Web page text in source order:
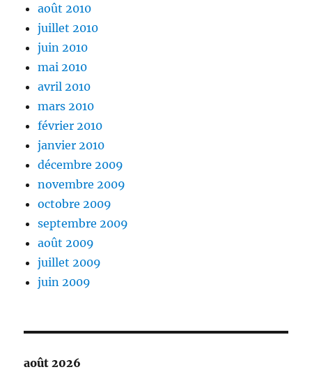
août 2010
juillet 2010
juin 2010
mai 2010
avril 2010
mars 2010
février 2010
janvier 2010
décembre 2009
novembre 2009
octobre 2009
septembre 2009
août 2009
juillet 2009
juin 2009
août 2026